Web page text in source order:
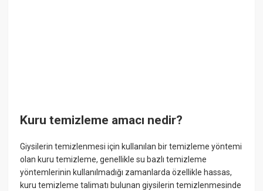
Kuru temizleme amacı nedir?
Giysilerin temizlenmesi için kullanılan bir temizleme yöntemi
olan kuru temizleme, genellikle su bazlı temizleme
yöntemlerinin kullanılmadığı zamanlarda özellikle hassas,
kuru temizleme talimatı bulunan giysilerin temizlenmesinde